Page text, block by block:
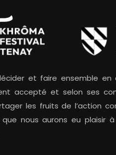
et faire ensemble
accepté et selon ses
les fruits de l’action
nous aurons eu plaisir